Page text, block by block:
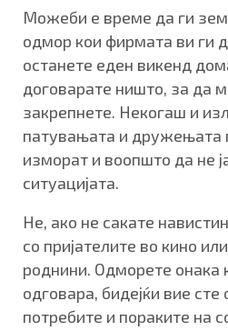
Можеби е време да ги
одмор кои фирмата ви ги
останете еден викенд
договарате ништо, за да
закрепнете. Некогаш и
патувањата и дружењата
изморат и воопшто да не
ситуацијата.
Не, ако не сакате
со пријателите во кино
роднини. Одморете онака
одговара, бидејќи вие
потребите и пораките на